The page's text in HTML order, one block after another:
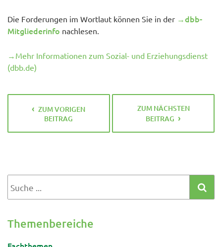
Die Forderungen im Wortlaut können Sie in der →dbb-
Mitgliederinfo nachlesen.
→Mehr Informationen zum Sozial- und Erziehungsdienst
(dbb.de)
ZUM VORIGEN
BEITRAG
ZUM NÄCHSTEN
BEITRAG
Themenbereiche